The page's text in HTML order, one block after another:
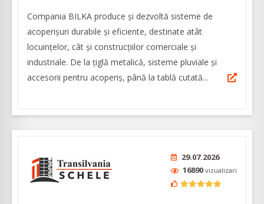
Compania BILKA produce și dezvoltă sisteme de
acoperișuri durabile și eficiente, destinate atât
locuințelor, cât și construcțiilor comerciale și
industriale. De la țiglă metalică, sisteme pluviale și
accesorii pentru acoperiș, până la tablă cutată...
29.07.2026
16890 vizualizari